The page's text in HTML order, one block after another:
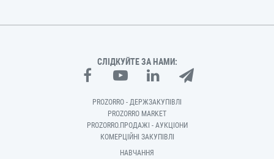
СЛІДКУЙТЕ ЗА НАМИ:
PROZORRO - ДЕРЖЗАКУПІВЛІ
PROZORRO MARKET
PROZORRO.ПРОДАЖІ - АУКЦІОНИ
КОМЕРЦІЙНІ ЗАКУПІВЛІ
НАВЧАННЯ